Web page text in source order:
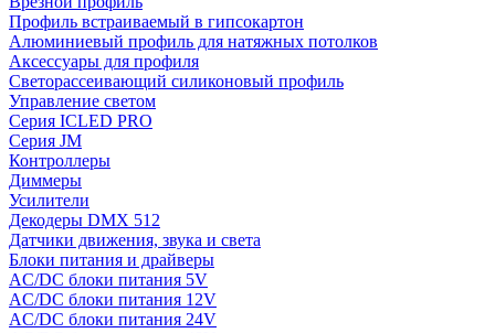
Профиль встраиваемый в гипсокартон
Алюминиевый профиль для натяжных потолков
Аксессуары для профиля
Светорассеивающий силиконовый профиль
Управление светом
Серия ICLED PRO
Серия JM
Контроллеры
Диммеры
Усилители
Декодеры DMX 512
Датчики движения, звука и света
Блоки питания и драйверы
AC/DC блоки питания 5V
AC/DC блоки питания 12V
AC/DC блоки питания 24V